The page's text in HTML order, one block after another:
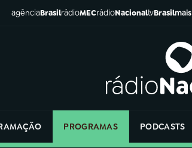
agênciaBrasilrádioMECrádioNacionaltvBrasilmais
PROGRAMAS PODCASTS